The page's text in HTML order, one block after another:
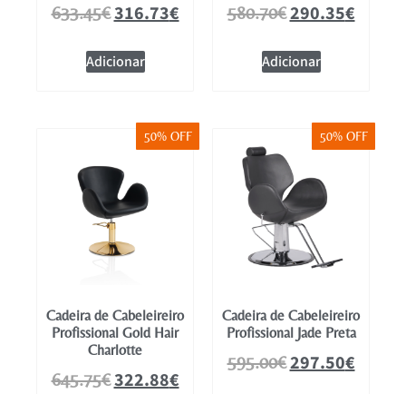
633.45€316.73€
Adicionar
580.70€290.35€
Adicionar
50% OFF
Cadeira de Cabeleireiro
Profissional Gold Hair
Charlotte
645.75€322.88€
50% OFF
Cadeira de Cabeleireiro
Profissional Jade Preta
595.00€297.50€